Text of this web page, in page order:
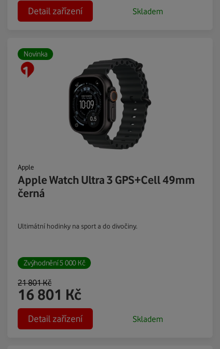
Detail zařízení Skladem
Novinka
Apple
Apple Watch Ultra 3 GPS+Cell 49mm
černá
Ultimátní hodinky na sport a do divočiny.
Zvýhodnění5 000 Kč
21 801Kč
16 801 Kč
Detail zařízení Skladem